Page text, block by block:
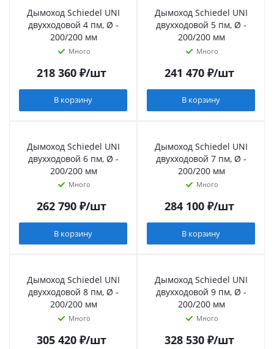
Дымоход Schiedel UNI
двухходовой 4 пм, Ø -
200/200 мм
Много
218 360₽/шт
В корзину
Дымоход Schiedel UNI
двухходовой 5 пм, Ø -
200/200 мм
Много
241 470₽/шт
В корзину
Дымоход Schiedel UNI
двухходовой 6 пм, Ø -
200/200 мм
Много
262 790₽/шт
В корзину
Дымоход Schiedel UNI
двухходовой 7 пм, Ø -
200/200 мм
Много
284 100₽/шт
В корзину
Дымоход Schiedel UNI
двухходовой 8 пм, Ø -
200/200 мм
Много
305 420₽/шт
Дымоход Schiedel UNI
двухходовой 9 пм, Ø -
200/200 мм
Много
328 530₽/шт